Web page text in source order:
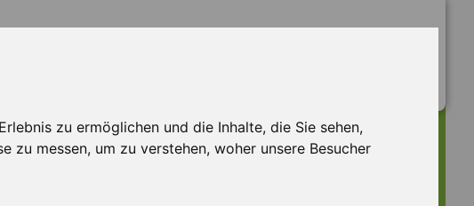
zu ermöglichen und die Inhalte, die Sie sehen,
zu messen, um zu verstehen, woher unsere Besucher